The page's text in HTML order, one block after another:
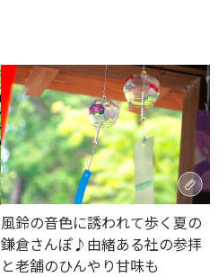
風鈴の音色に誘われて歩く夏の
鎌倉さんぽ♪由緒ある社の参拝
と老舗のひんやり甘味も